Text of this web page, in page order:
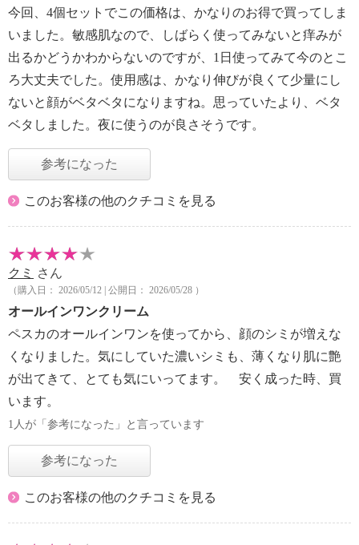
今回、4個セットでこの価格は、かなりのお得で買ってしま
いました。敏感肌なので、しばらく使ってみないと痒みが
出るかどうかわからないのですが、1日使ってみて今のとこ
ろ大丈夫でした。使用感は、かなり伸びが良くて少量にし
ないと顔がベタベタになりますね。思っていたより、ベタ
ベタしました。夜に使うのが良さそうです。
参考になった
このお客様の他のクチコミを見る
クミ さん
（購入日： 2026/05/12 | 公開日： 2026/05/28 ）
オールインワンクリーム
ペスカのオールインワンを使ってから、顔のシミが増えな
くなりました。気にしていた濃いシミも、薄くなり肌に艶
が出てきて、とても気にいってます。 安く成った時、買
います。
1人が「参考になった」と言っています
参考になった
このお客様の他のクチコミを見る